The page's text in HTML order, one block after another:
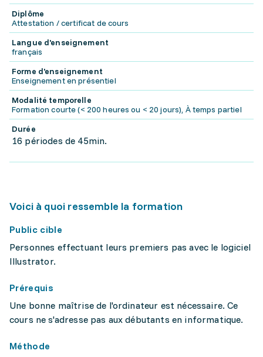
Diplôme
Attestation / certificat de cours
Langue d'enseignement
français
Forme d'enseignement
Enseignement en présentiel
Modalité temporelle
Formation courte (< 200 heures ou < 20 jours), À temps partiel
Durée
16 périodes de 45min.
Voici à quoi ressemble la formation
Public cible
Personnes effectuant leurs premiers pas avec le logiciel
Illustrator.
Prérequis
Une bonne maîtrise de l'ordinateur est nécessaire. Ce
cours ne s'adresse pas aux débutants en informatique.
Méthode